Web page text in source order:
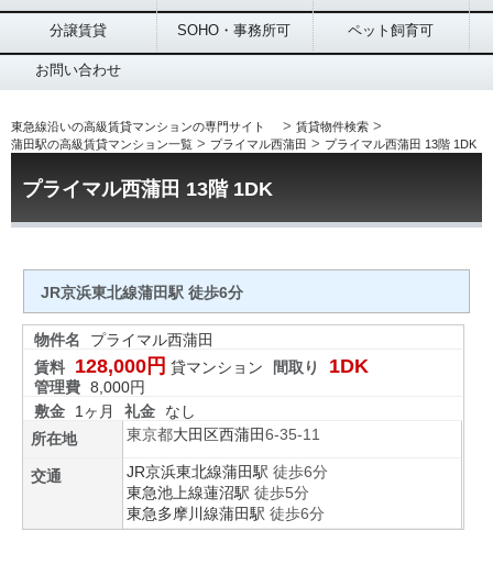
分譲賃貸 SOHO・事務所可 ペット飼育可
お問い合わせ
東急線沿いの高級賃貸マンションの専門サイト > 賃貸物件検索 >
蒲田駅の高級賃貸マンション一覧 > プライマル西蒲田 > プライマル西蒲田 13階 1DK
プライマル西蒲田 13階 1DK
JR京浜東北線蒲田駅 徒歩6分
物件名
プライマル西蒲田
賃料
128,000円 貸マンション 間取り 1DK
管理費 8,000円
敷金
1ヶ月 礼金
なし
所在地
東京都大田区西蒲田6-35-11
交通 JR京浜東北線蒲田駅 徒歩6分
東急池上線蓮沼駅 徒歩5分
東急多摩川線蒲田駅 徒歩6分